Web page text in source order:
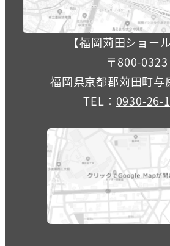
【福岡苅田ショー
〒800-0323
福岡県京都郡苅田町与
TEL： 0930-26-